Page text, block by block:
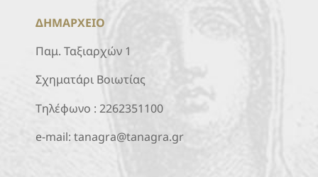
ΔΗΜΑΡΧΕΙΟ
Παμ. Ταξιαρχών 1
Σχηματάρι Βοιωτίας
Τηλέφωνο : 2262351100
e-mail: tanagra@tanagra.gr